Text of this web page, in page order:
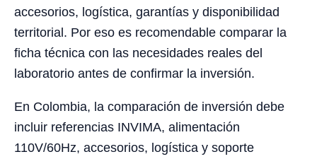
accesorios, logística, garantías y disponibilidad
territorial. Por eso es recomendable comparar la
ficha técnica con las necesidades reales del
laboratorio antes de confirmar la inversión.
En Colombia, la comparación de inversión debe
incluir referencias INVIMA, alimentación
110V/60Hz, accesorios, logística y soporte